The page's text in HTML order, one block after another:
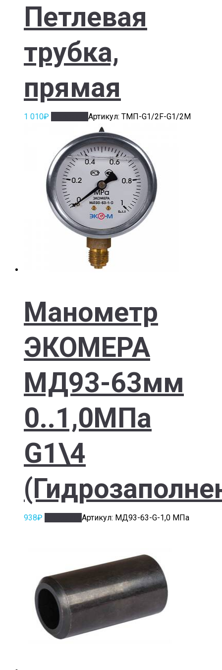
Петлевая
трубка,
прямая
1 010₽ Артикул: ТМП-G1/2F-G1/2M
Манометр
ЭКОМЕРА
МД93-63мм
0..1,0МПа
G1\4
938₽ Артикул: МД93-63-G-1,0 МПа